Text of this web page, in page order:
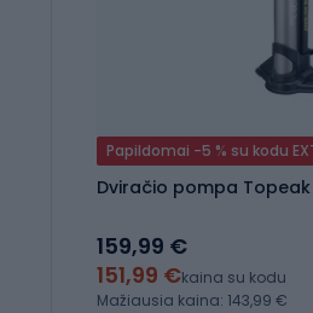
Papildomai -5 % su kodu
Dviračio pompa
159,99 €
151,99 €kaina su kodu
Mažiausia kaina: 143,99 €